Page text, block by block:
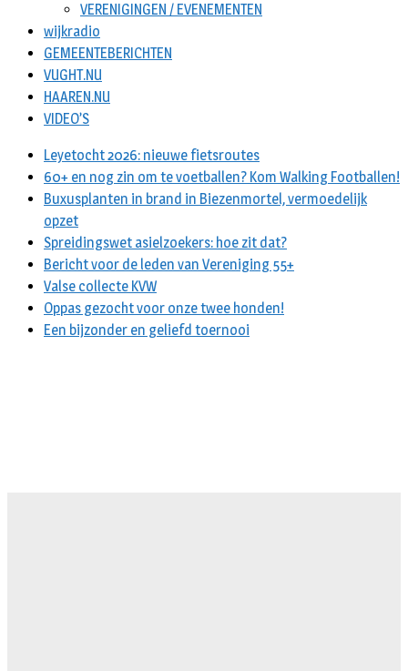
VERENIGINGEN / EVENEMENTEN
wijkradio
GEMEENTEBERICHTEN
VUGHT.NU
HAAREN.NU
VIDEO’S
Leyetocht 2026: nieuwe fietsroutes
60+ en nog zin om te voetballen? Kom Walking Footballen!
Buxusplanten in brand in Biezenmortel, vermoedelijk
opzet
Spreidingswet asielzoekers: hoe zit dat?
Bericht voor de leden van Vereniging 55+
Valse collecte KVW
Oppas gezocht voor onze twee honden!
Een bijzonder en geliefd toernooi